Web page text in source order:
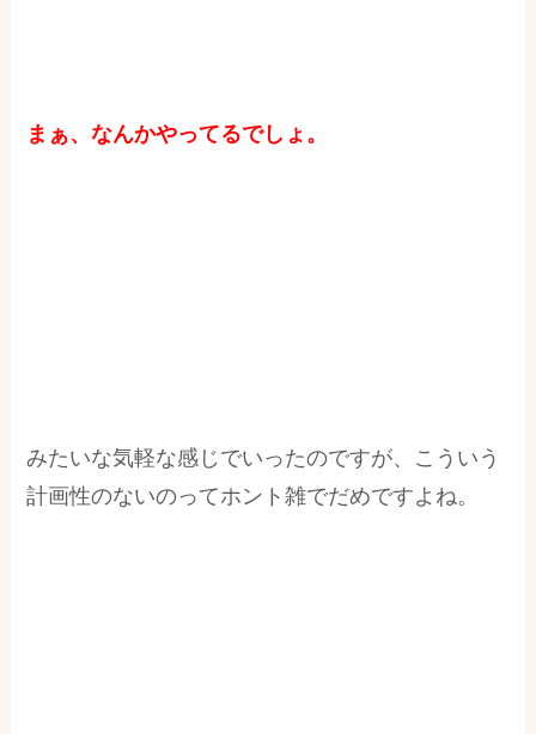
まぁ、なんかやってるでしょ。
みたいな気軽な感じでいったのですが、こういう
計画性のないのってホント雑でだめですよね。